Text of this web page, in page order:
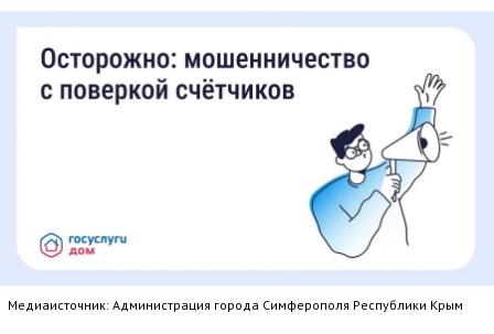
Медиаисточник: Администрация города Симферополя Республики Крым